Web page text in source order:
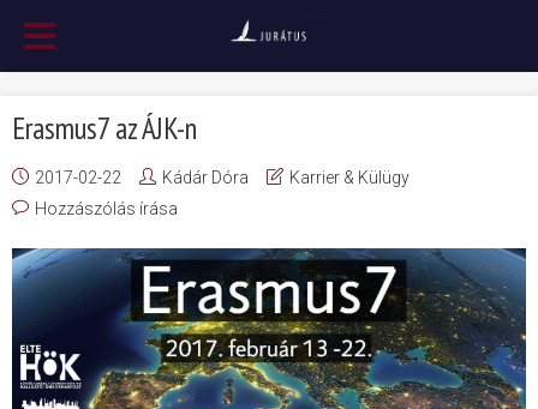
Erasmus7 az ÁJK-n
2017-02-22 Kádár Dóra
Karrier & Külügy
Hozzászólás írása